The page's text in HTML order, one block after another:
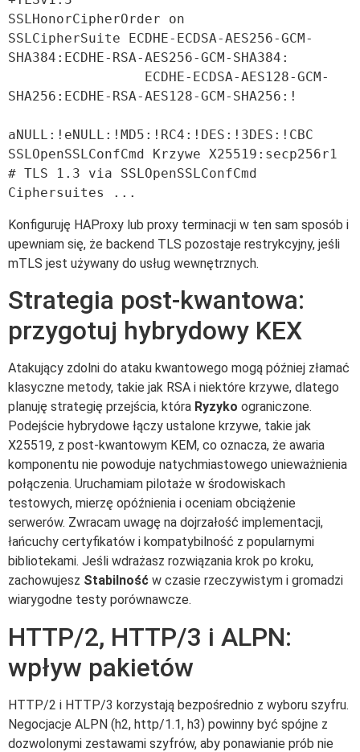
SSLHonorCipherOrder on
SSLCipherSuite ECDHE-ECDSA-AES256-GCM-
SHA384:ECDHE-RSA-AES256-GCM-SHA384:
SHA256:ECDHE-RSA-AES128-GCM-SHA256:!
aNULL:!eNULL:!MD5:!RC4:!DES:!3DES:!CBC
SSLOpenSSLConfCmd Krzywe X25519:secp256r1
# TLS 1.3 via SSLOpenSSLConfCmd
Konfiguruję HAProxy lub proxy terminacji w ten sam sposób i
upewniam się, że backend TLS pozostaje restrykcyjny, jeśli
mTLS jest używany do usług wewnętrznych.
Strategia post-kwantowa:
przygotuj hybrydowy KEX
Atakujący zdolni do ataku kwantowego mogą później złamać
klasyczne metody, takie jak RSA i niektóre krzywe, dlatego
planuję strategię przejścia, która Ryzyko ograniczone.
Podejście hybrydowe łączy ustalone krzywe, takie jak
X25519, z post-kwantowym KEM, co oznacza, że awaria
komponentu nie powoduje natychmiastowego unieważnienia
połączenia. Uruchamiam pilotaże w środowiskach
testowych, mierzę opóźnienia i oceniam obciążenie
serwerów. Zwracam uwagę na dojrzałość implementacji,
łańcuchy certyfikatów i kompatybilność z popularnymi
bibliotekami. Jeśli wdrażasz rozwiązania krok po kroku,
zachowujesz Stabilność w czasie rzeczywistym i gromadzi
wiarygodne testy porównawcze.
HTTP/2, HTTP/3 i ALPN:
wpływ pakietów
HTTP/2 i HTTP/3 korzystają bezpośrednio z wyboru szyfru.
Negocjacje ALPN (h2, http/1.1, h3) powinny być spójne z
dozwolonymi zestawami szyfrów, aby ponawianie prób nie